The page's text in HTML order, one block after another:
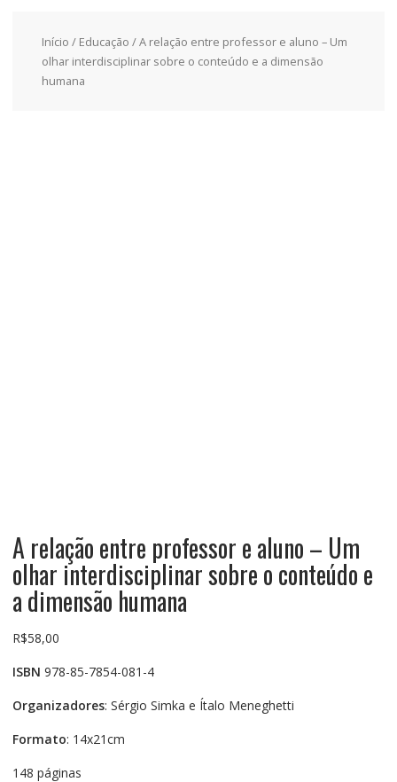
Início / Educação / A relação entre professor e aluno – Um
olhar interdisciplinar sobre o conteúdo e a dimensão
humana
A relação entre professor e aluno – Um
olhar interdisciplinar sobre o conteúdo e
a dimensão humana
R$58,00
ISBN 978-85-7854-081-4
Organizadores: Sérgio Simka e Ítalo Meneghetti
Formato: 14x21cm
148 páginas